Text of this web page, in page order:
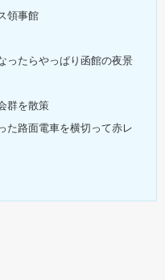
領事館
たらやっぱり函館の夜景
群を散策
路面電車を横切って赤レ